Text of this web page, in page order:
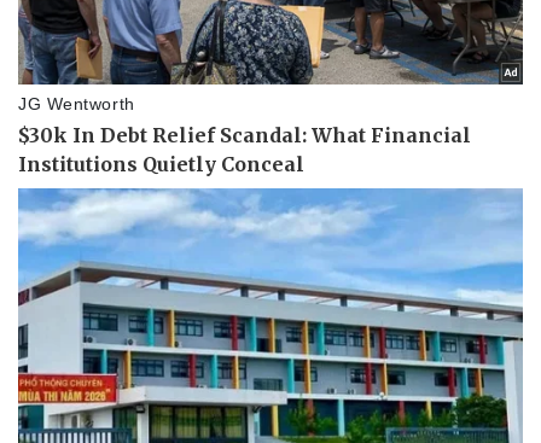
Kinh tế
Bất động sản
Khởi nghiệp
Thị trường
Giá vàng
Tiêu dùng
Chứng khoán
Giá cà phê